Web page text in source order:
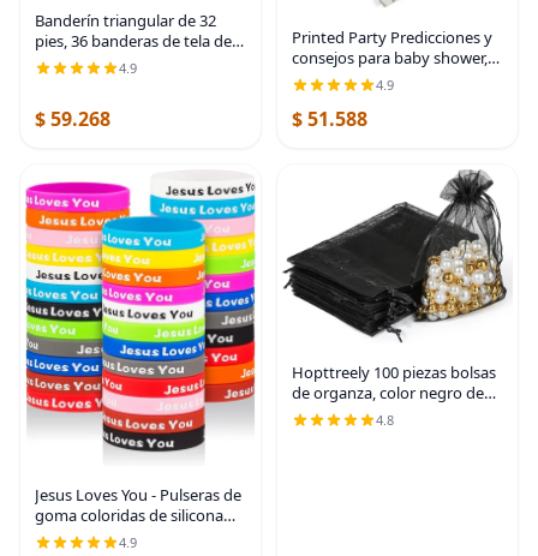
Banderín triangular de 32
pies, 36 banderas de tela de
algodón, guirnaldas para
fiestas de cumpleaños,
decoración al aire libre
4.9
$ 59.268
Printed Party Predicciones y
consejos para baby shower,
animales del bosque, 50
4.9
$ 51.588
Jesus Loves You - Pulseras de
goma coloridas de silicona
cristiana para hombres y
4.9
Hopttreely 100 piezas bolsas
de organza, color negro de
4''x4.72''(10x12cm) con
cordón de satén, bolsa de
4.8